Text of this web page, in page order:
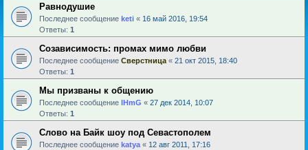
Равнодушие
Последнее сообщение keti « 16 май 2016, 19:54
Ответы: 1
Созависимость: промах мимо любви
Последнее сообщение Сверстница « 21 окт 2015, 18:40
Ответы: 1
Мы призваны к общению
Последнее сообщение IHmG « 27 дек 2014, 10:07
Ответы: 1
Слово на Байк шоу под Севастополем
Последнее сообщение katya « 12 авг 2011, 17:16